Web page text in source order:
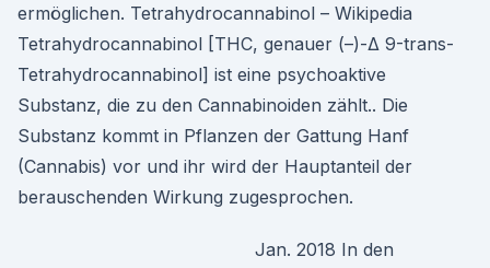
ermöglichen. Tetrahydrocannabinol – Wikipedia
Tetrahydrocannabinol [THC, genauer (–)-Δ 9-trans-
Tetrahydrocannabinol] ist eine psychoaktive
Substanz, die zu den Cannabinoiden zählt.. Die
Substanz kommt in Pflanzen der Gattung Hanf
(Cannabis) vor und ihr wird der Hauptanteil der
berauschenden Wirkung zugesprochen.
Jan. 2018 In den